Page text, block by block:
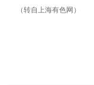
（转自上海有色网）